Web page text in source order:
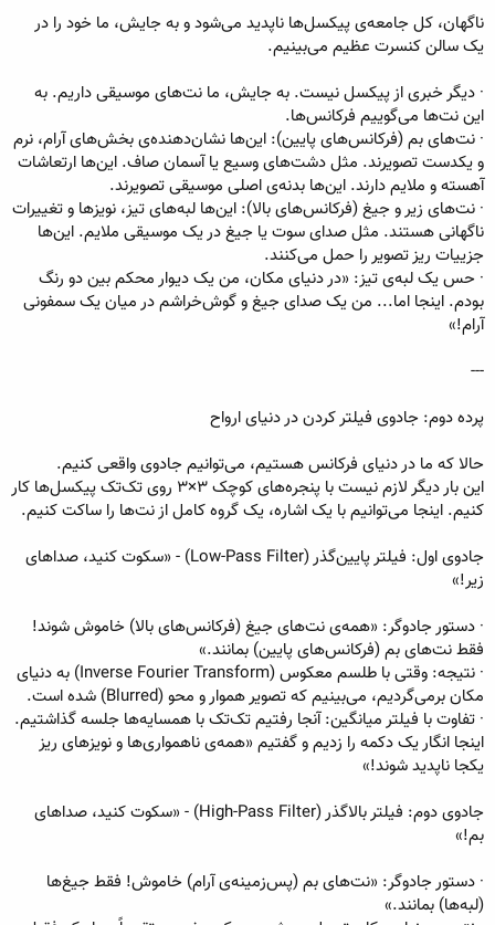
ناگهان، کل جامعه‌ی پیکسل‌ها ناپدید می‌شود و به جایش، ما خود را در
یک سالن کنسرت عظیم می‌بینیم.
· دیگر خبری از پیکسل نیست. به جایش، ما نت‌های موسیقی داریم. به
این نت‌ها می‌گوییم فرکانس‌ها.
· نت‌های بم (فرکانس‌های پایین): این‌ها نشان‌دهنده‌ی بخش‌های آرام، نرم
و یکدست تصویرند. مثل دشت‌های وسیع یا آسمان صاف. این‌ها ارتعاشات
آهسته و ملایم دارند. این‌ها بدنه‌ی اصلی موسیقی تصویرند.
· نت‌های زیر و جیغ (فرکانس‌های بالا): این‌ها لبه‌های تیز، نویزها و تغییرات
ناگهانی هستند. مثل صدای سوت یا جیغ در یک موسیقی ملایم. این‌ها
جزییات ریز تصویر را حمل می‌کنند.
· حس یک لبه‌ی تیز: «در دنیای مکان، من یک دیوار محکم بین دو رنگ
بودم. اینجا اما... من یک صدای جیغ و گوش‌خراشم در میان یک سمفونی
آرام!»
---
پرده دوم: جادوی فیلتر کردن در دنیای ارواح
حالا که ما در دنیای فرکانس هستیم، می‌توانیم جادوی واقعی کنیم.
این بار دیگر لازم نیست با پنجره‌های کوچک ۳×۳ روی تک‌تک پیکسل‌ها کار
کنیم. اینجا می‌توانیم با یک اشاره، یک گروه کامل از نت‌ها را ساکت کنیم.
جادوی اول: فیلتر پایین‌گذر (Low-Pass Filter) - «سکوت کنید، صداهای
زیر!»
· دستور جادوگر: «همه‌ی نت‌های جیغ (فرکانس‌های بالا) خاموش شوند!
فقط نت‌های بم (فرکانس‌های پایین) بمانند.»
· نتیجه: وقتی با طلسم معکوس (Inverse Fourier Transform) به دنیای
مکان برمی‌گردیم، می‌بینیم که تصویر هموار و محو (Blurred) شده است.
· تفاوت با فیلتر میانگین: آنجا رفتیم تک‌تک با همسایه‌ها جلسه گذاشتیم.
اینجا انگار یک دکمه را زدیم و گفتیم «همه‌ی ناهمواری‌ها و نویزهای ریز
یکجا ناپدید شوند!»
جادوی دوم: فیلتر بالاگذر (High-Pass Filter) - «سکوت کنید، صداهای
بم!»
· دستور جادوگر: «نت‌های بم (پس‌زمینه‌ی آرام) خاموش! فقط جیغ‌ها
(لبه‌ها) بمانند.»